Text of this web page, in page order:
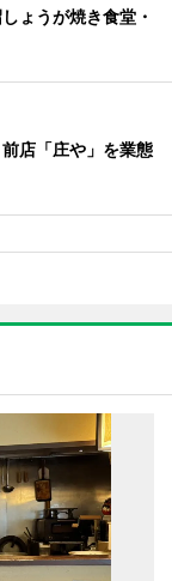
ょうが焼き食堂・
店「庄や」を業態